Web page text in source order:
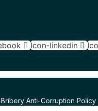
Icon-linkedin
Anti-Corruption Policy